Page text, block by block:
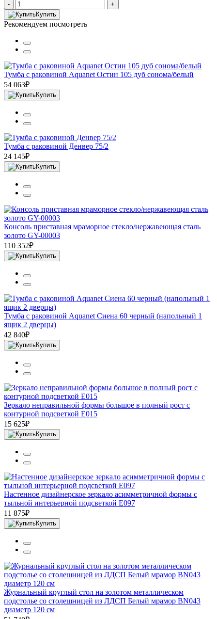
-
+
Купить
Рекомендуем посмотреть
Тумба с раковиной Aquanet Остин 105 дуб сонома/белый
54 063₽
Купить
Тумба с раковиной Денвер 75/2
24 145₽
Купить
Консоль приставная мраморное стекло/нержавеющая сталь
золото GY-00003
110 352₽
Купить
Тумба с раковиной Aquanet Сиена 60 черный (напольный 1
ящик 2 дверцы)
42 840₽
Купить
Зеркало неправильной формы большое в полный рост с
контурной подсветкой E015
15 625₽
Купить
Настенное дизайнерское зеркало асимметричной формы с
тыльной интерьерной подсветкой E097
11 875₽
Купить
Журнальный круглый стол на золотом металлическом
подстолье со столешницей из ЛДСП Белый мрамор BN043
диаметр 120 см